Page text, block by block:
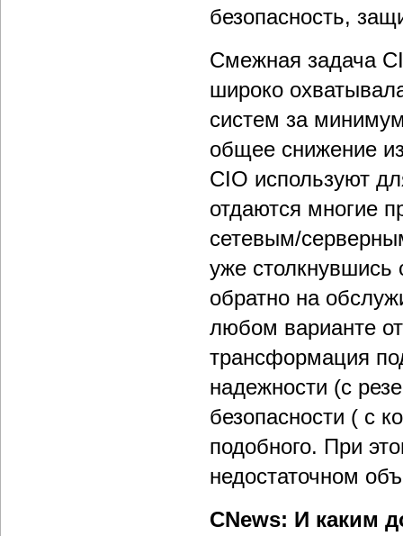
безопасность,
Смежная задача
широко
систем за
общее снижение
CIO используют
отдаются многие
сетевым/
уже столкнувшись
обратно на
любом варианте
трансформация
надежности (с
безопасности ( с
подобного. При
недостаточном
CNews: И каким